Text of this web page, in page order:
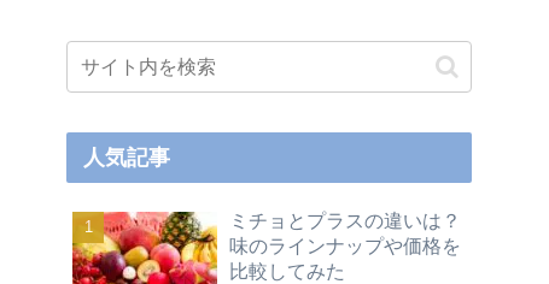
人気記事
ミチョとプラスの違いは？
味のラインナップや価格を
比較してみた